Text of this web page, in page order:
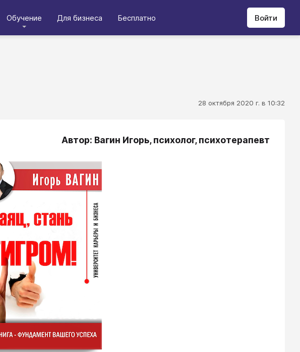
Обучение Для бизнеса Бесплатно Войти
28 октября 2020 г. в 10:32
Автор: Вагин Игорь, психолог, психотерапевт